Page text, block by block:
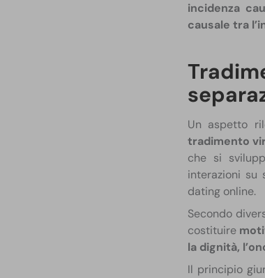
incidenza
causale tra
Un aspetto
tradimento
che si
interazioni
dating online.
Secondo
costituire
la dignità,
Il principio